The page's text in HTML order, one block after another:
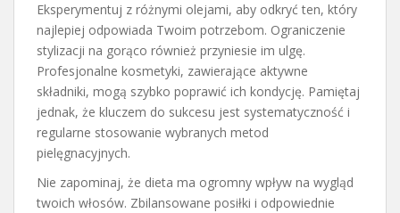
Eksperymentuj z różnymi olejami, aby odkryć ten, który
najlepiej odpowiada Twoim potrzebom. Ograniczenie
stylizacji na gorąco również przyniesie im ulgę.
Profesjonalne kosmetyki, zawierające aktywne
składniki, mogą szybko poprawić ich kondycję. Pamiętaj
jednak, że kluczem do sukcesu jest systematyczność i
regularne stosowanie wybranych metod
pielęgnacyjnych.
Nie zapominaj, że dieta ma ogromny wpływ na wygląd
twoich włosów. Zbilansowane posiłki i odpowiednie